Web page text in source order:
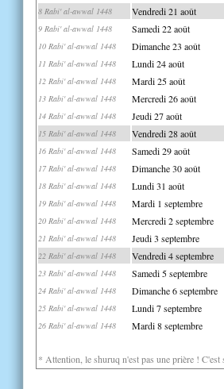
8 Rabi' al-awwal 1448 Vendredi 21 août
9 Rabi' al-awwal 1448 Samedi 22 août
10 Rabi' al-awwal 1448 Dimanche 23 août
11 Rabi' al-awwal 1448 Lundi 24 août
12 Rabi' al-awwal 1448 Mardi 25 août
13 Rabi' al-awwal 1448 Mercredi 26 août
14 Rabi' al-awwal 1448 Jeudi 27 août
15 Rabi' al-awwal 1448 Vendredi 28 août
16 Rabi' al-awwal 1448 Samedi 29 août
17 Rabi' al-awwal 1448 Dimanche 30 août
18 Rabi' al-awwal 1448 Lundi 31 août
19 Rabi' al-awwal 1448 Mardi 1 septembre
20 Rabi' al-awwal 1448 Mercredi 2 septembre
21 Rabi' al-awwal 1448 Jeudi 3 septembre
22 Rabi' al-awwal 1448 Vendredi 4 septembre
23 Rabi' al-awwal 1448 Samedi 5 septembre
24 Rabi' al-awwal 1448 Dimanche 6 septembre
25 Rabi' al-awwal 1448 Lundi 7 septembre
26 Rabi' al-awwal 1448 Mardi 8 septembre
* Attention, le shuruq n'est pas une prière !